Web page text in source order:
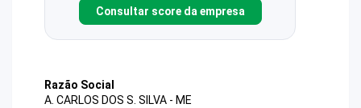
Consultar score da empresa
Razão Social
A. CARLOS DOS S. SILVA - ME